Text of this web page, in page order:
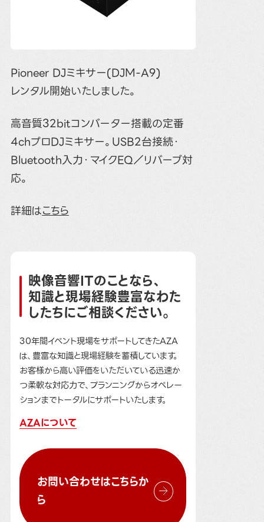
Pioneer DJミキサー(DJM-A9)
レンタル開始いたしました。
高音質32bitコンバーター搭載の定番
4chプロDJミキサー。USB2台接続・
Bluetooth入力・マイクEQ／リバーブ対
応。
詳細はこちら
映像音響ITのことなら、
知識と現場経験豊富なわた
したちにご相談ください。
30年間イベント現場をサポートしてきたAZA
は、豊富な知識と現場経験を蓄積しています。
お客様から高い評価をいただいている迅速か
つ柔軟な対応力で、プランニングからオペレー
ションまでトータルにサポートいたします。
AZAについて
お問い合わせはこちらか
ら